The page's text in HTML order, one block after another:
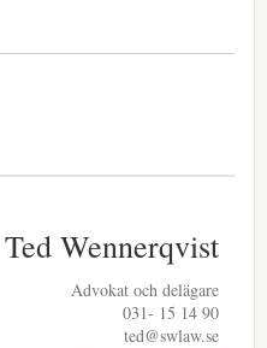
Ted Wennerqvist
Advokat och delägare
031- 15 14 90
ted@swlaw.se